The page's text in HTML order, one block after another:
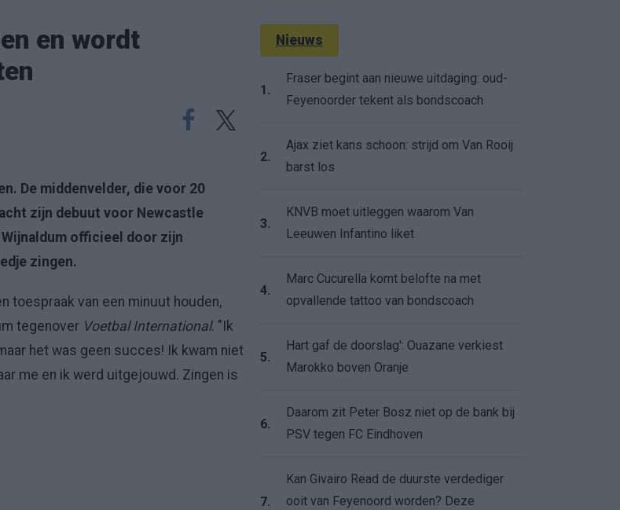
en wordt
De middenvelder, die voor 20
zijn debuut voor Newcastle
officieel door zijn
zingen.
toespraak van een minuut houden,
tegenover Voetbal International. "Ik
het was geen succes! Ik kwam niet
me en ik werd uitgejouwd. Zingen is
Nieuws
1.
Fraser begint aan nieuwe uitdaging: oud-
Feyenoorder tekent als bondscoach
2.
Ajax ziet kans schoon: strijd om Van Rooij
barst los
3.
KNVB moet uitleggen waarom Van
Leeuwen Infantino liket
4.
Marc Cucurella komt belofte na met
opvallende tattoo van bondscoach
5.
Hart gaf de doorslag': Ouazane verkiest
Marokko boven Oranje
6.
Daarom zit Peter Bosz niet op de bank bij
PSV tegen FC Eindhoven
7.
Kan Givairo Read de duurste verdediger
ooit van Feyenoord worden? Deze